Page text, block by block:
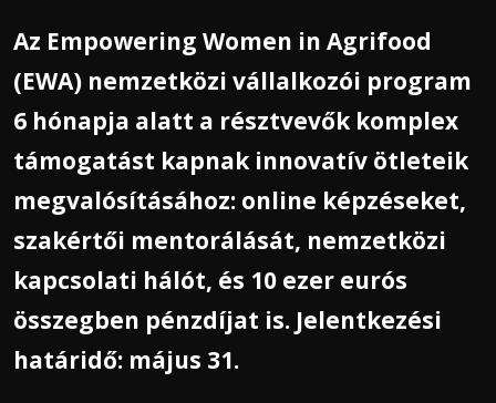
Az Empowering Women in Agrifood
(EWA) nemzetközi vállalkozói program
6 hónapja alatt a résztvevők komplex
támogatást kapnak innovatív ötleteik
megvalósításához: online képzéseket,
szakértői mentorálását, nemzetközi
kapcsolati hálót, és 10 ezer eurós
összegben pénzdíjat is. Jelentkezési
határidő: május 31.